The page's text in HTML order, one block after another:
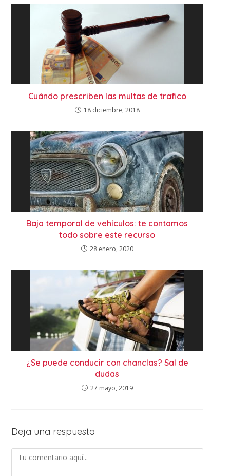
Cuándo prescriben las multas de trafico
18 diciembre, 2018
Baja temporal de vehículos: te contamos
todo sobre este recurso
28 enero, 2020
¿Se puede conducir con chanclas? Sal de
dudas
27 mayo, 2019
Deja una respuesta